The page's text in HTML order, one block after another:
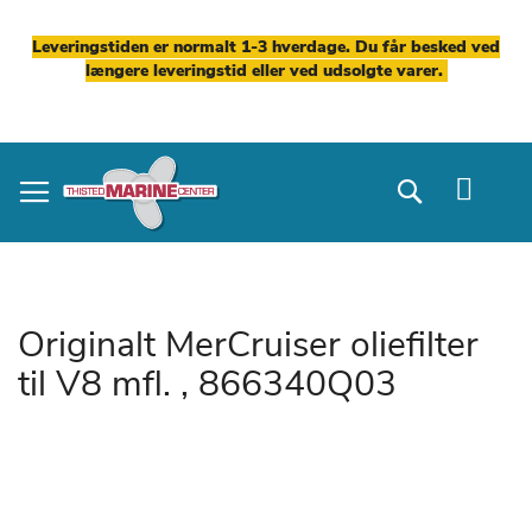
Leveringstiden er normalt 1-3 hverdage. Du får besked ved
længere leveringstid eller ved udsolgte varer.
to
Content
Search
Originalt MerCruiser oliefilter
til V8 mfl. , 866340Q03